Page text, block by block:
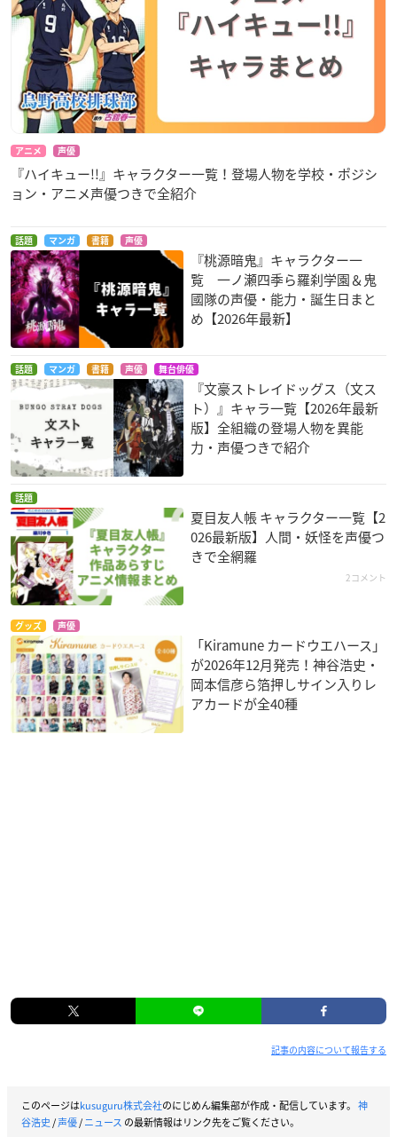
アニメ 声優
『ハイキュー!!』キャラクター一覧！登場人物を学校・ポジシ
ョン・アニメ声優つきで全紹介
話題 マンガ 書籍 声優
『桃源暗鬼』キャラクター一
覧 一ノ瀬四季ら羅刹学園＆鬼
國隊の声優・能力・誕生日まと
め【2026年最新】
話題 マンガ 書籍 声優 舞台俳優
『文豪ストレイドッグス（文ス
ト）』キャラ一覧【2026年最新
版】全組織の登場人物を異能
力・声優つきで紹介
話題
夏目友人帳 キャラクター一覧【2
026最新版】人間・妖怪を声優つ
きで全網羅
2コメント
グッズ 声優
「Kiramune カードウエハース」
が2026年12月発売！神谷浩史・
岡本信彦ら箔押しサイン入りレ
アカードが全40種
記事の内容について報告する
このページはkusuguru株式会社のにじめん編集部が作成・配信しています。 神
谷浩史/声優/ニュース の最新情報はリンク先をご覧ください。